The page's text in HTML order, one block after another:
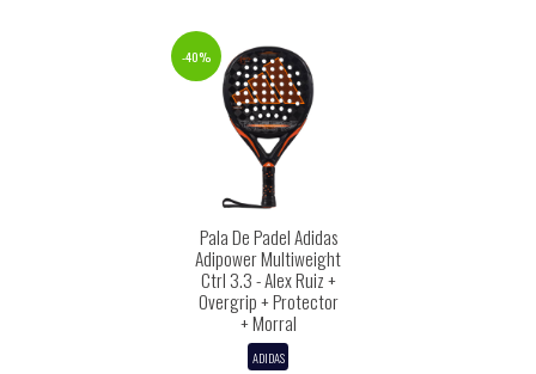
-40%
Pala De Padel Adidas
Adipower Multiweight
Ctrl 3.3 - Alex Ruiz +
Overgrip + Protector
+ Morral
ADIDAS